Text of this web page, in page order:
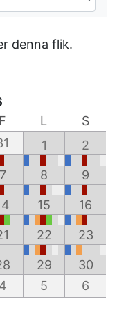
denna flik.
F L
S
1 2
7 8 9
15 16
22 23
29
30
4 5 6